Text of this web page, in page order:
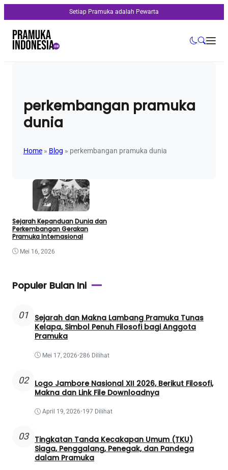
Setiap Pramuka adalah Pewarta
perkembangan pramuka
dunia
Home» Blog » perkembangan pramuka dunia
Sejarah Kepanduan Dunia dan
Perkembangan Gerakan
Pramuka Internasional
Mei 16, 2026
Populer Bulan Ini
01
Sejarah dan Makna Lambang Pramuka Tunas
Kelapa, Simbol Penuh Filosofi bagi Anggota
Pramuka
Mei 17, 2026•286 Dilihat
02
Logo Jambore Nasional XII 2026, Berikut Filosofi,
Makna dan Link File Downloadnya
April 19, 2026•197 Dilihat
03
Tingkatan Tanda Kecakapan Umum (TKU)
Siaga, Penggalang, Penegak, dan Pandega
dalam Pramuka